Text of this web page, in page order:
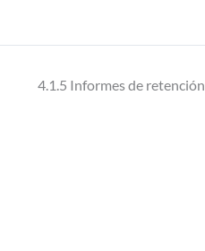
4.1.5 Informes de retención